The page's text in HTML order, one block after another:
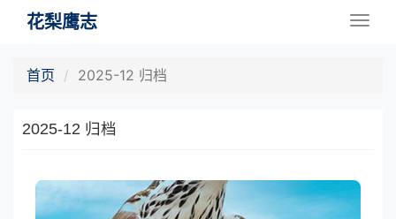
花梨鹰志
首页 2025-12 归档
2025-12 归档